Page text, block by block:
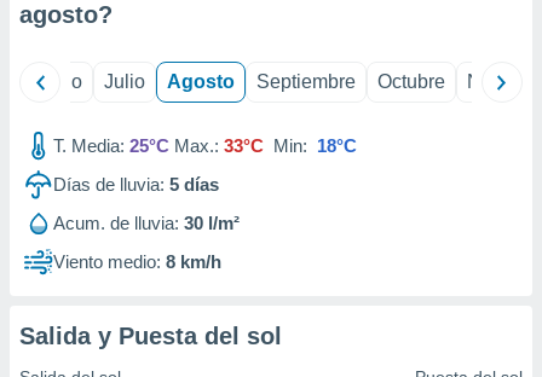
1199
agosto?
Junio Julio Agosto Septiembre Octubre
T. Media: 25°C Max.: 33°C Min: 18°C
Días de lluvia: 5 días
Acum. de lluvia: 30 l/m²
Viento medio: 8 km/h
Salida y Puesta del sol